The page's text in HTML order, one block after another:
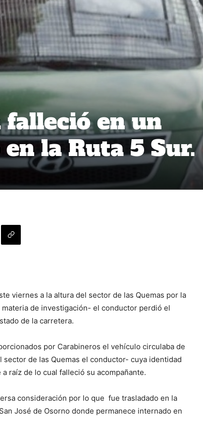
falleció en un
la Ruta 5 Sur.
viernes a la altura del sector de las Quemas por la
de investigación- el conductor perdió el
de la carretera.
por Carabineros el vehículo circulaba de
de las Quemas el conductor- cuya identidad
raíz de lo cual falleció su acompañante.
consideración por lo que fue trasladado en la
José de Osorno donde permanece internado en